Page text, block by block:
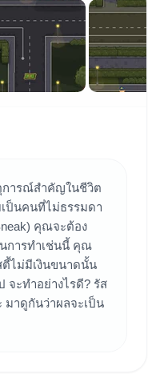
กม
การณ์สำคัญในชีวิต
ป็นคนที่ไม่ธรรมดา
คุณจะต้อง
การทำเช่นนี้ คุณ
ตี้ไม่มีเงินขนาดนั้น
จะทำอย่างไรดี? รัส
มาดูกันว่าผลจะเป็น